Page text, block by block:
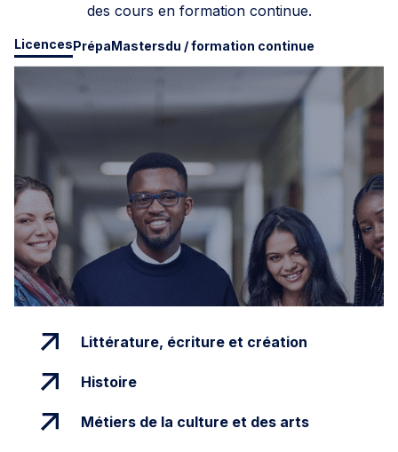
des cours en formation continue.
LicencesPrépaMastersdu / formation continue
Littérature, écriture et création
Histoire
Métiers de la culture et des arts